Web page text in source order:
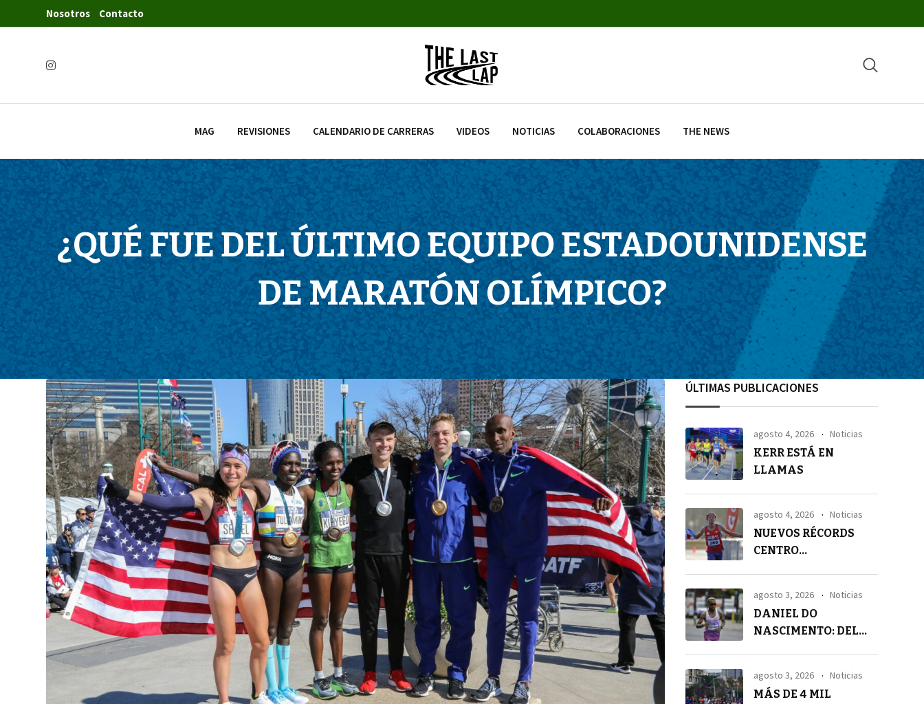
Nosotros Contacto
MAG REVISIONES CALENDARIO DE CARRERAS VIDEOS NOTICIAS COLABORACIONES THE NEWS
¿QUÉ FUE DEL ÚLTIMO EQUIPO ESTADOUNIDENSE
DE MARATÓN OLÍMPICO?
ÚLTIMAS PUBLICACIONES
agosto 4, 2026 Noticias
KERR ESTÁ EN
LLAMAS
agosto 4, 2026 Noticias
NUEVOS RÉCORDS
CENTRO
agosto 3, 2026 Noticias
DANIEL DO
NASCIMENTO: DEL
agosto 3, 2026 Noticias
MÁS DE 4 MIL